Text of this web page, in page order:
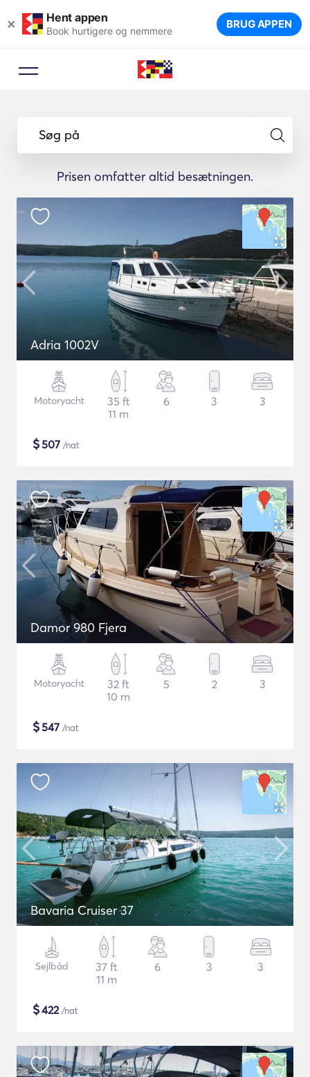
× Hent appen
Book hurtigere og nemmere BRUG APPEN
Søg på
Prisen omfatter altid besætningen.
Adria 1002V
Motoryacht
35 ft
11 m
6 3 3
$507 /nat
Damor 980 Fjera
Motoryacht
32 ft
10 m
5 2 3
$547 /nat
Bavaria Cruiser 37
Sejlbåd
37 ft
11 m
6 3 3
$422/nat